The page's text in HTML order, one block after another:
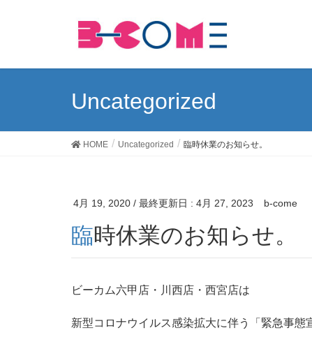
Uncategorized
HOME Uncategorized 臨時休業のお知らせ。
4月 19, 2020 / 最終更新日 : 4月 27, 2023 b-come
臨時休業のお知らせ。
ビーカム六甲店・川西店・西宮店は
新型コロナウイルス感染拡大に伴う「緊急事態